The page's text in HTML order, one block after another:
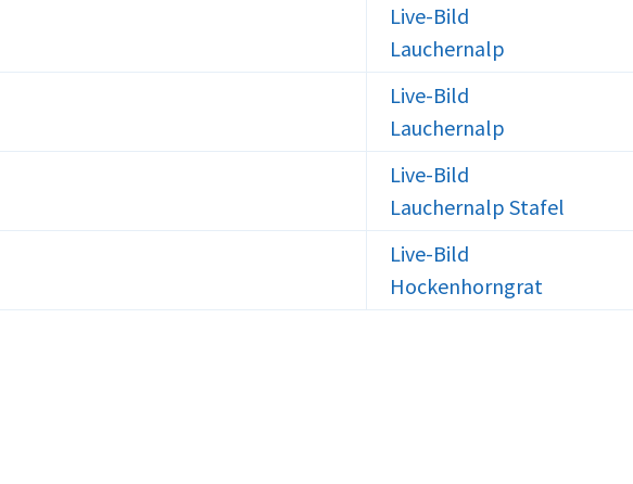
Live-Bild
Lauchernalp
Live-Bild
Lauchernalp
Live-Bild
Lauchernalp Stafel
Live-Bild
Hockenhorngrat